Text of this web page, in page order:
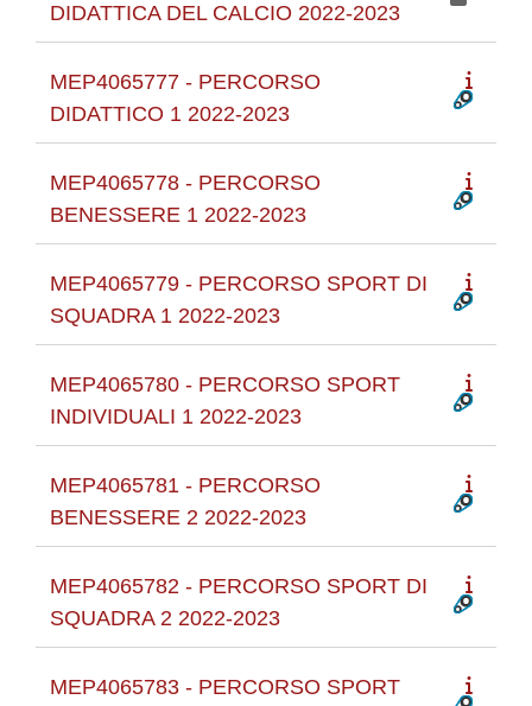
DIDATTICA DEL CALCIO 2022-2023
MEP4065777 - PERCORSO
DIDATTICO 1 2022-2023
MEP4065778 - PERCORSO
BENESSERE 1 2022-2023
MEP4065779 - PERCORSO SPORT DI
SQUADRA 1 2022-2023
MEP4065780 - PERCORSO SPORT
INDIVIDUALI 1 2022-2023
MEP4065781 - PERCORSO
BENESSERE 2 2022-2023
MEP4065782 - PERCORSO SPORT DI
SQUADRA 2 2022-2023
MEP4065783 - PERCORSO SPORT